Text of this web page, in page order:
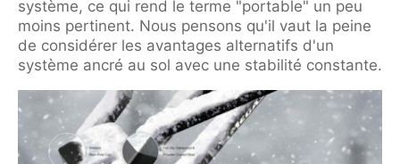
système, ce qui rend le terme "portable" un peu
moins pertinent. Nous pensons qu'il vaut la peine
de considérer les avantages alternatifs d'un
système ancré au sol avec une stabilité constante.